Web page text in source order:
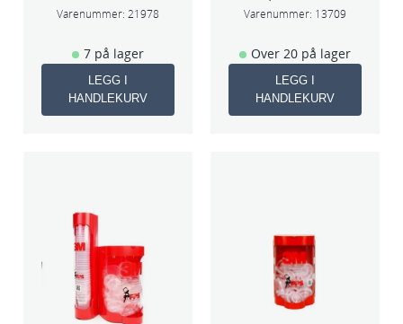
Varenummer: 21978
7 på lager
LEGG I
HANDLEKURV
Varenummer: 13709
Over 20 på lager
LEGG I
HANDLEKURV